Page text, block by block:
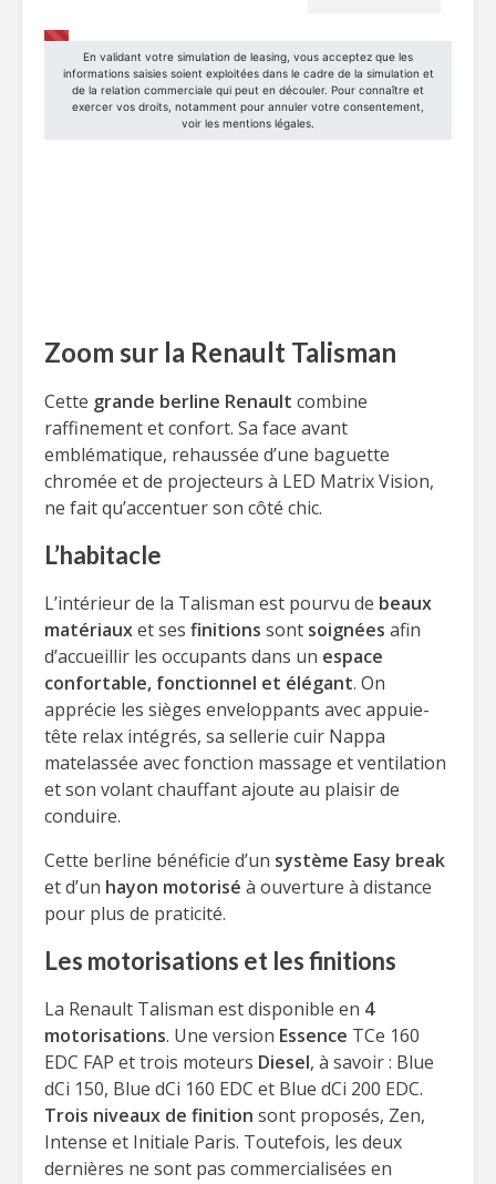
Zoom sur la Renault Talisman
Cette grande berline Renault combine
raffinement et confort. Sa face avant
emblématique, rehaussée d’une baguette
chromée et de projecteurs à LED Matrix Vision,
ne fait qu’accentuer son côté chic.
L’habitacle
L’intérieur de la Talisman est pourvu de beaux
matériauxet ses finitions sont soignées afin
d’accueillir les occupants dans un espace
confortable, fonctionnel et élégant. On
apprécie les sièges enveloppants avec appuie-
tête relax intégrés, sa sellerie cuir Nappa
matelassée avec fonction massage et ventilation
et son volant chauffant ajoute au plaisir de
conduire.
Cette berline bénéficie d’un système Easy break
et d’un hayon motorisé à ouverture à distance
pour plus de praticité.
Les motorisations et les finitions
La Renault Talisman est disponible en 4
motorisations. Une version Essence TCe 160
EDC FAP et trois moteurs Diesel, à savoir : Blue
dCi 150, Blue dCi 160 EDC et Blue dCi 200 EDC.
Trois niveaux de finition sont proposés, Zen,
Intense et Initiale Paris. Toutefois, les deux
dernières ne sont pas commercialisées en